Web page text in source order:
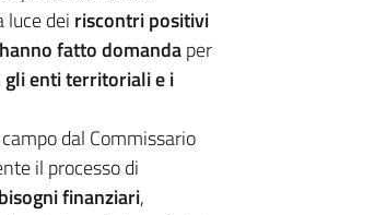
luce dei riscontri positivi
fatto domandaper
enti territoriali e i
dal Commissario
il processo di
finanziari,